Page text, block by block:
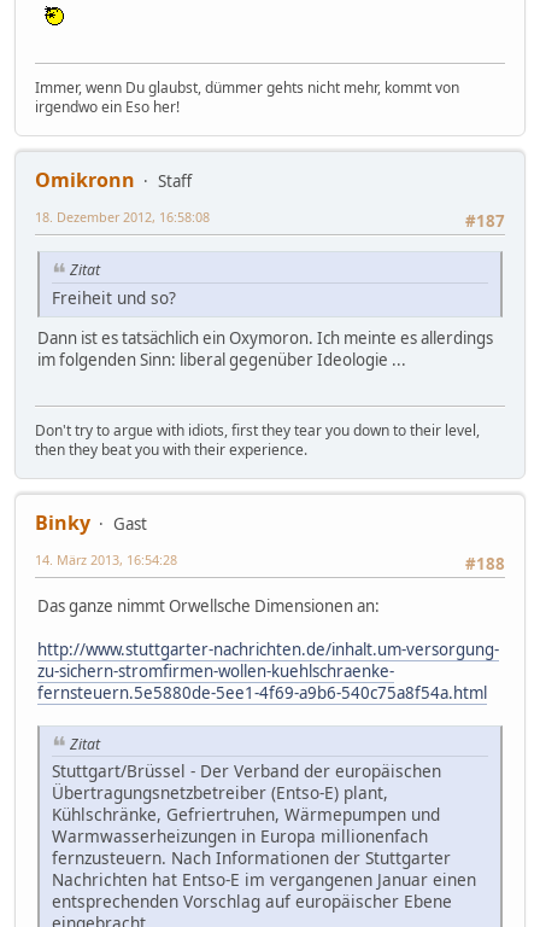
Immer, wenn Du glaubst, dümmer gehts nicht mehr, kommt von
irgendwo ein Eso her!
Omikronn
Staff
#187
18. Dezember 2012, 16:58:08
Zitat
Freiheit und so?
Dann ist es tatsächlich ein Oxymoron. Ich meinte es allerdings
im folgenden Sinn: liberal gegenüber Ideologie ...
Don't try to argue with idiots, first they tear you down to their level,
then they beat you with their experience.
Binky
Gast
#188
14. März 2013, 16:54:28
Das ganze nimmt Orwellsche Dimensionen an:
http://www.stuttgarter-nachrichten.de/inhalt.um-versorgung-
zu-sichern-stromfirmen-wollen-kuehlschraenke-
fernsteuern.5e5880de-5ee1-4f69-a9b6-540c75a8f54a.html
Zitat
Stuttgart/Brüssel - Der Verband der euro­päischen
Übertragungsnetzbetreiber (Entso-E) plant,
Kühlschränke, Gefriertruhen, Wärmepumpen und
Warmwasserheizungen in Europa millionenfach
fernzusteuern. Nach Informationen der Stuttgarter
Nachrichten hat Entso-E im vergangenen Januar einen
entsprechenden Vorschlag auf europäischer Ebene